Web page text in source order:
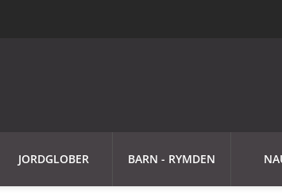
JORDGLOBER BARN - RYMDEN